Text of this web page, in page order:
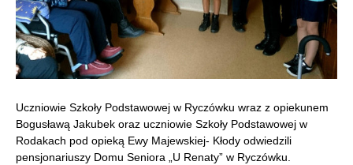
Uczniowie Szkoły Podstawowej w Ryczówku wraz z opiekunem
Bogusławą Jakubek oraz uczniowie Szkoły Podstawowej w
Rodakach pod opieką Ewy Majewskiej- Kłody odwiedzili
pensjonariuszy Domu Seniora „U Renaty” w Ryczówku.